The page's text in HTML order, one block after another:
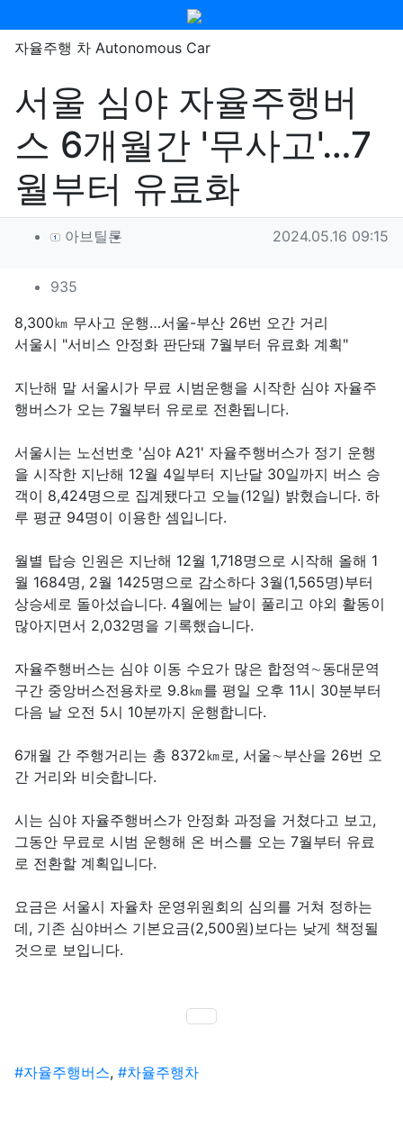
자율주행 차 Autonomous Car
서울 심야 자율주행버
스 6개월간 '무사고'…7
월부터 유료화
작성자 정보
아브틸론 작성일
2024.05.16 09:15
컨텐츠 정보
935
본문
8,300㎞ 무사고 운행…서울-부산 26번 오간 거리
서울시 "서비스 안정화 판단돼 7월부터 유료화 계획"
지난해 말 서울시가 무료 시범운행을 시작한 심야 자율주
행버스가 오는 7월부터 유로로 전환됩니다.
서울시는 노선번호 '심야 A21' 자율주행버스가 정기 운행
을 시작한 지난해 12월 4일부터 지난달 30일까지 버스 승
객이 8,424명으로 집계됐다고 오늘(12일) 밝혔습니다. 하
루 평균 94명이 이용한 셈입니다.
월별 탑승 인원은 지난해 12월 1,718명으로 시작해 올해 1
월 1684명, 2월 1425명으로 감소하다 3월(1,565명)부터
상승세로 돌아섰습니다. 4월에는 날이 풀리고 야외 활동이
많아지면서 2,032명을 기록했습니다.
자율주행버스는 심야 이동 수요가 많은 합정역∼동대문역
구간 중앙버스전용차로 9.8㎞를 평일 오후 11시 30분부터
다음 날 오전 5시 10분까지 운행합니다.
6개월 간 주행거리는 총 8372㎞로, 서울∼부산을 26번 오
간 거리와 비슷합니다.
시는 심야 자율주행버스가 안정화 과정을 거쳤다고 보고,
그동안 무료로 시범 운행해 온 버스를 오는 7월부터 유료
로 전환할 계획입니다.
요금은 서울시 자율차 운영위원회의 심의를 거쳐 정하는
데, 기존 심야버스 기본요금(2,500원)보다는 낮게 책정될
것으로 보입니다.
SNS 공유
태그
#자율주행버스, #차율주행차